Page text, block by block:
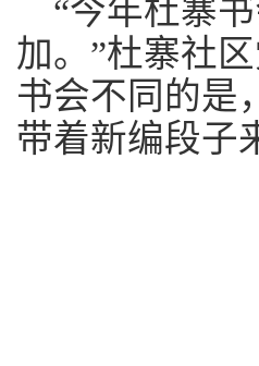
“今年杜寨
加。”杜寨社
书会不同的是
带着新编段子